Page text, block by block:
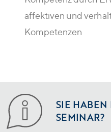
affektiven und
Kompetenzen
SIE HABEN
SEMINAR?